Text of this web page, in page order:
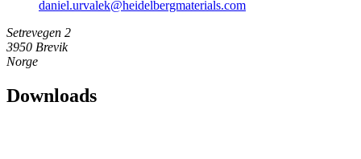
daniel.urvalek​@heidelbergmaterials.com
Setrevegen 2
3950 Brevik
Norge
Downloads